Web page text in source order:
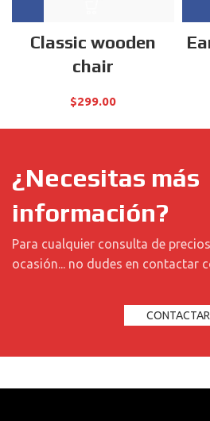
Classic wooden
chair
$299.00
¿Necesitas más
información?
Para cualquier consulta de
ocasión... no dudes en contactar
CONTACTAR